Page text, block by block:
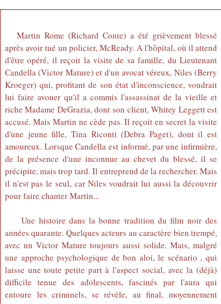
Martin Rome (Richard Conte) a été grièvement blessé
après avoir tué un policier, McReady. A l'hôpital, où il attend
d'être opéré, il reçoit la visite de sa famille, du Lieutenant
Candella (Victor Mature) et d'un avocat véreux, Niles (Berry
Kroeger) qui, profitant de son état d'inconscience, voudrait
lui faire avouer qu'il a commis l'assassinat de la vieille et
riche Madame DeGrazia, dont son client, Whitey Leggett est
accusé. Mais Martin ne cède pas. Il reçoit en secret la visite
d'une jeune fille, Tina Riconti (Debra Paget), dont il est
amoureux. Lorsque Candella est informé, par une infirmière,
de la présence d'une inconnue au chevet du blessé, il se
précipite, mais trop tard. Il entreprend de la rechercher. Mais
il n'est pas le seul, car Niles voudrait lui aussi la découvrir
pour faire chanter Martin...
Une histoire dans la bonne tradition du film noir des
années quarante. Quelques acteurs au caractère bien trempé,
avec un Victor Mature toujours aussi solide. Mais, malgré
une approche psychologique de bon aloi, le scénario , qui
laisse une toute petite part à l'aspect social, avec la (déjà)
difficile tenue des adolescents, fascinés par l'aura qui
entoure les criminels, se révèle, au final, moyennement